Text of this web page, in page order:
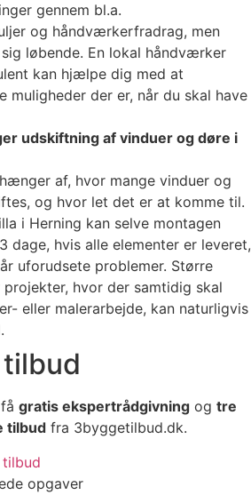
gennem bl.a.
og håndværkerfradrag, men
løbende. En lokal håndværker
kan hjælpe dig med at
muligheder der er, når du skal have
udskiftning af vinduer og døre i
af, hvor mange vinduer og
og hvor let det er at komme til.
i Herning kan selve montagen
dage, hvis alle elementer er leveret,
uforudsete problemer. Større
projekter, hvor der samtidig skal
eller malerarbejde, kan naturligvis
gratis ekspertrådgivning og tre
tilbud fra 3byggetilbud.dk.
opgaver